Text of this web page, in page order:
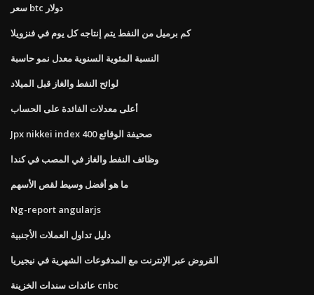
سعر btc دولار
كم برميل من النفط يتم إنتاجه كل يوم في فنزويلا
النسبة المئوية السنوية معدل نمو حاسبة
لوائح النفط والغاز قبل الميلاد
أعلى معدلات الفائدة على الحساب
Jpx nikkei index 400 صحيفة الوقائع
وظائف النفط والغاز في المصب في كندا
ما هو أفضل وسيط لقص الأسهم
Ng-report angularjs
دليل تداول العملات الأجنبية
القروض عبر الإنترنت مع المدفوعات الشهرية في نيجيريا
عائدات سندات الخزينة cnbc